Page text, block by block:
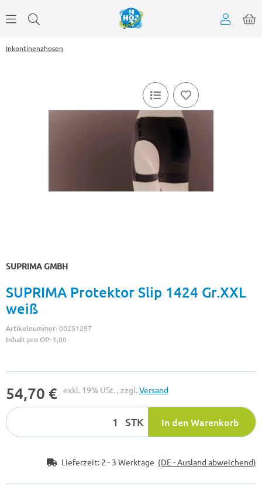
Inkontinenzhosen
SUPRIMA GMBH
SUPRIMA Protektor Slip 1424 Gr.XXL
weiß
Artikelnummer:00251297
Inhalt pro OP: 1,00
54,70 € exkl. 19% USt. , zzgl.Versand
STK In den Warenkorb
Lieferzeit: 2 - 3 Werktage (DE - Ausland abweichend)